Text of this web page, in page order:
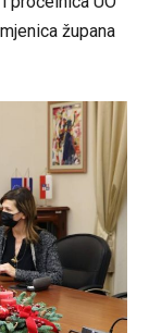
župana